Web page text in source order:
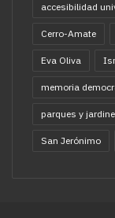
accesibilidad
Cerro-Amate
Eva Oliva
memoria
parques y
San Jerónimo